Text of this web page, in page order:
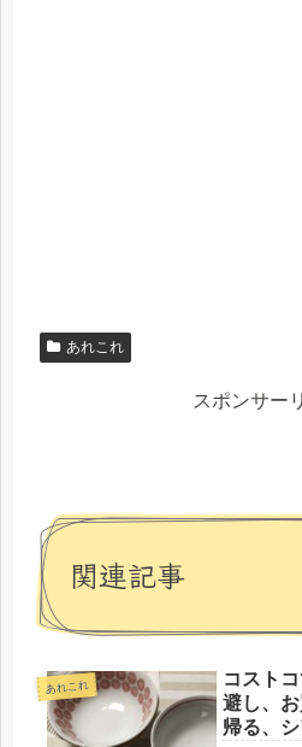
あれこれ
スポンサー
関連記事
あれこれ
コスト
避し、
帰る、シ